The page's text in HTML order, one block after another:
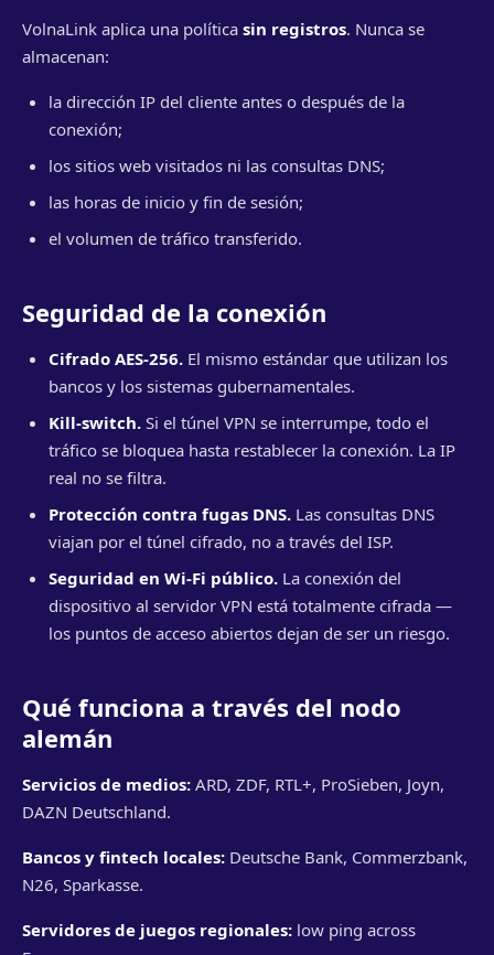
VolnaLink aplica una política sin registros. Nunca se
almacenan:
la dirección IP del cliente antes o después de la
conexión;
los sitios web visitados ni las consultas DNS;
las horas de inicio y fin de sesión;
el volumen de tráfico transferido.
Seguridad de la conexión
Cifrado AES-256. El mismo estándar que utilizan los
bancos y los sistemas gubernamentales.
Kill-switch. Si el túnel VPN se interrumpe, todo el
tráfico se bloquea hasta restablecer la conexión. La IP
real no se filtra.
Protección contra fugas DNS. Las consultas DNS
viajan por el túnel cifrado, no a través del ISP.
Seguridad en Wi-Fi público. La conexión del
dispositivo al servidor VPN está totalmente cifrada —
los puntos de acceso abiertos dejan de ser un riesgo.
Qué funciona a través del nodo
alemán
Servicios de medios: ARD, ZDF, RTL+, ProSieben, Joyn,
DAZN Deutschland.
Bancos y fintech locales: Deutsche Bank, Commerzbank,
N26, Sparkasse.
Servidores de juegos regionales: low ping across